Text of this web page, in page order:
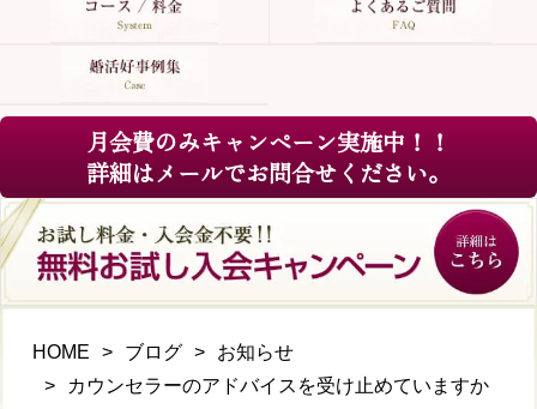
よくあるご質問
婚活好事例集
月会費のみキャンペーン実施中！！
詳細はメールでお問合せください。
HOME ブログ
お知らせ
カウンセラーのアドバイスを受け止めていますか